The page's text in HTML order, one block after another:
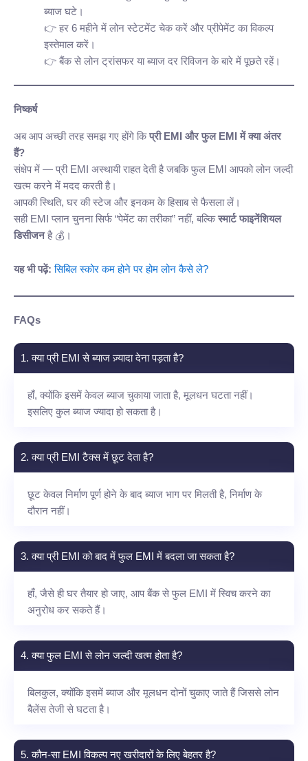
ब्याज घटे।
हर 6 महीने में लोन स्टेटमेंट चेक करें और प्रीपेमेंट का विकल्प
इस्तेमाल करें।
बैंक से लोन ट्रांसफर या ब्याज दर रिविजन के बारे में पूछते रहें।
निष्कर्ष
अब आप अच्छी तरह समझ गए होंगे किप्री EMI और फुल EMI में क्या अंतर
हैं?
संक्षेप में — प्री EMI अस्थायी राहत देती है जबकि फुल EMI आपको लोन जल्दी
खत्म करने में मदद करती है।
आपकी स्थिति, घर की स्टेज और इनकम के हिसाब से फैसला लें।
सही EMI प्लान चुनना सिर्फ “पेमेंट का तरीका” नहीं, बल्किस्मार्ट फाइनेंशियल
डिसीजनहै 💰।
यह भी पढ़ें: सिबिल स्कोर कम होने पर होम लोन कैसे ले?
FAQs
1. क्या प्री EMI से ब्याज ज़्यादा देना पड़ता है?
हाँ, क्योंकि इसमें केवल ब्याज चुकाया जाता है, मूलधन घटता नहीं।
इसलिए कुल ब्याज ज्यादा हो सकता है।
2. क्या प्री EMI टैक्स में छूट देता है?
छूट केवल निर्माण पूर्ण होने के बाद ब्याज भाग पर मिलती है, निर्माण के
दौरान नहीं।
3. क्या प्री EMI को बाद में फुल EMI में बदला जा सकता है?
हाँ, जैसे ही घर तैयार हो जाए, आप बैंक से फुल EMI में स्विच करने का
अनुरोध कर सकते हैं।
4. क्या फुल EMI से लोन जल्दी खत्म होता है?
बिलकुल, क्योंकि इसमें ब्याज और मूलधन दोनों चुकाए जाते हैं जिससे लोन
बैलेंस तेजी से घटता है।
5. कौन-सा EMI विकल्प नए खरीदारों के लिए बेहतर है?